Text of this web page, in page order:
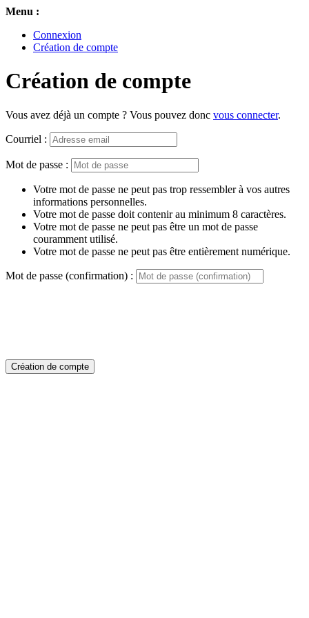
Menu :
Connexion
Création de compte
Création de compte
Vous avez déjà un compte ? Vous pouvez donc vous connecter.
Courriel :
Mot de passe :
Votre mot de passe ne peut pas trop ressembler à vos autres
informations personnelles.
Votre mot de passe doit contenir au minimum 8 caractères.
Votre mot de passe ne peut pas être un mot de passe
couramment utilisé.
Votre mot de passe ne peut pas être entièrement numérique.
Mot de passe (confirmation) :
Création de compte